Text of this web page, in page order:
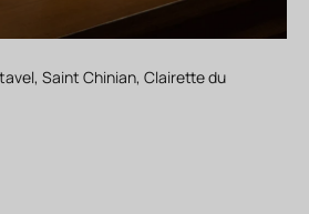
Saint Chinian, Clairette du